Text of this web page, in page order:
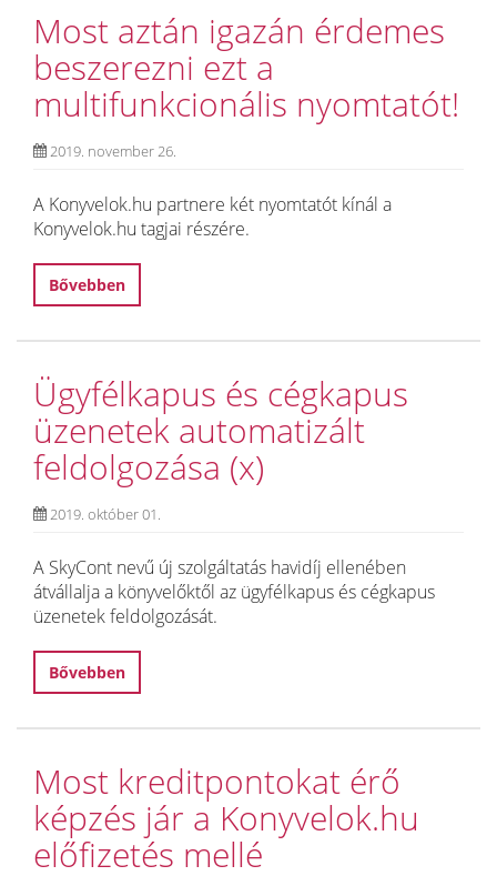
Most aztán igazán érdemes
beszerezni ezt a
multifunkcionális nyomtatót!
2019. november 26.
A Konyvelok.hu partnere két nyomtatót kínál a
Konyvelok.hu tagjai részére.
Bővebben
Ügyfélkapus és cégkapus
üzenetek automatizált
feldolgozása (x)
2019. október 01.
A SkyCont nevű új szolgáltatás havidíj ellenében
átvállalja a könyvelőktől az ügyfélkapus és cégkapus
üzenetek feldolgozását.
Bővebben
Most kreditpontokat érő
képzés jár a Konyvelok.hu
előfizetés mellé